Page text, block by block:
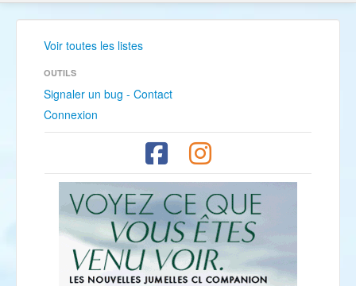
Voir toutes les listes
OUTILS
Signaler un bug - Contact
Connexion